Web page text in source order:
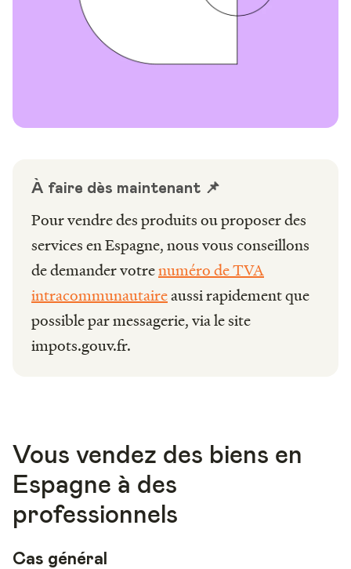
À faire dès maintenant 📌
Pour vendre des produits ou proposer des
services en Espagne, nous vous conseillons
de demander votrenuméro de TVA
intracommunautaireaussi rapidement que
possible par messagerie, via le site
impots.gouv.fr.
Vous vendez des biens en
Espagne à des
professionnels
Cas général